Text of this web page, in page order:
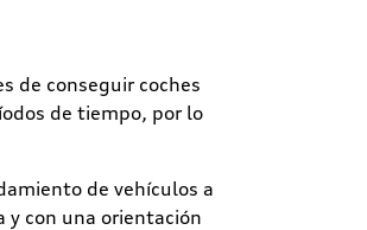
de conseguir coches
de tiempo, por lo
de vehículos a
y con una orientación